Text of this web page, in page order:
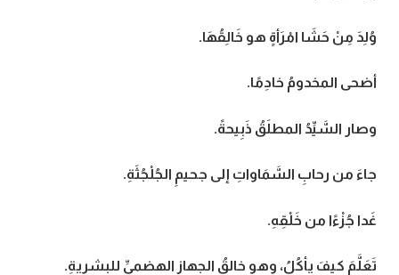
وُلِدَ مِنْ حَشَا امْرَأةٍ هو خَالِقُهَا.
أضحى المخدومُ خادِمًا.
وصار السَّيِّدُ المطلَقُ ذَبِيحةً.
جاءَ من رحابِ السَّمَاواتِ إلى جحيمِ الجُلْجُثَةِ.
غَدا جُزْءًا من خَلْقِهِ.
تَعَلَّمَ كيفَ يأكُلُ، وهو خالقُ الجهازِ الهضميِّ للبشريةِ.